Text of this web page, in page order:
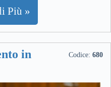
Più »
in
Codice: 680